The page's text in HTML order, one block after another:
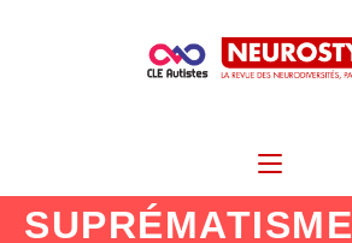
SUPRÉMATISME